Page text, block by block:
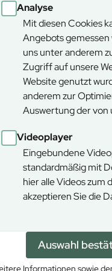
Analyse
Mit diesen Cookies
Angebots
uns unter anderem
Zugriff auf unsere
Website genutzt
anderem zur
Auswertung der von
Videoplayer
Eingebundene
standardmäßig mit
hier alle Videos zum
akzeptieren Sie die
Auswahl
Informationen sowie